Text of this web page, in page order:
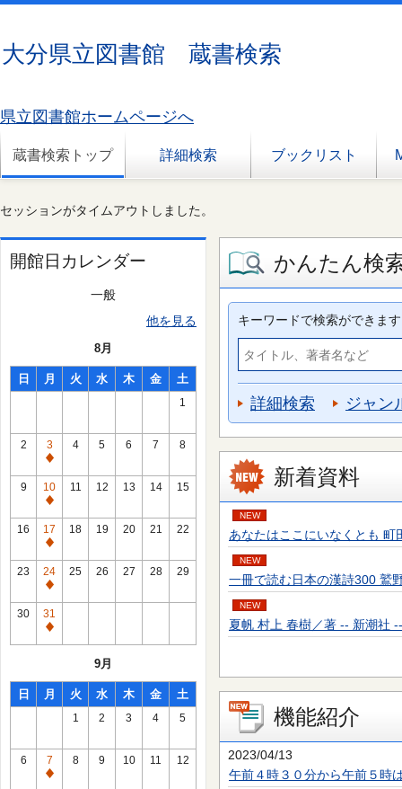
大分県立図書館 蔵書検索
県立図書館ホームページへ
蔵書検索トップ 詳細検索 ブックリスト
セッションがタイムアウトしました。
開館日カレンダー
一般
他を見る
8月
日 月 火 水 木 金 土
1
2
3
通
常
休
館
日
4 5 6 7 8
9
10
通
常
休
館
日
11 12 13 14 15
16
17
通
常
休
館
日
18 19 20 21 22
23
24
通
常
休
館
25 26 27 28 29
30
31
通
館
日
9月
日 月 火 水 木 金 土
1 2 3 4 5
6
7
通
8 9 10 11 12
かんたん検
キーワードで検索ができます
詳細検索 ジャン
新着資料
NEW
あなたはここにいなくとも
NEW
一冊で読む日本の漢詩300 鷲
NEW
夏帆 村上 春樹／著 -- 新潮社
機能紹介
2023/04/13
午前４時３０分から午前５時